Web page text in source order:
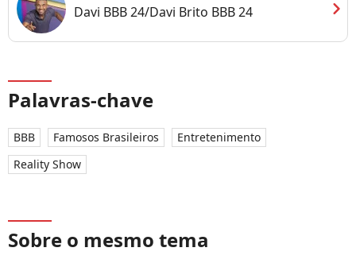
Davi BBB 24/Davi Brito BBB 24 chevron_right
Palavras-chave
BBB Famosos Brasileiros
Entretenimento
Reality Show
Sobre o mesmo tema